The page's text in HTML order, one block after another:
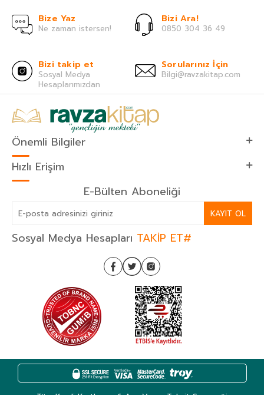
Bize Yaz
Ne zaman istersen!
Bizi Ara!
0850 304 36 49
Bizi takip et
Sosyal Medya
Hesaplarımızdan
Sorularınız İçin
Bilgi@ravzakitap.com
Önemli Bilgiler
Hızlı Erişim
E-Bülten Aboneliği
KAYIT OL
Sosyal Medya Hesapları TAKİP ET#